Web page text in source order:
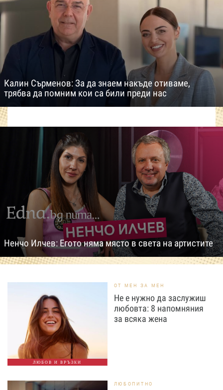
Калин Сърменов: За да знаем накъде отиваме,
трябва да помним кои са били преди нас
Ненчо Илчев: Егото няма място в света на артистите
ЛЮБОВ И ВРЪЗКИ
ОТ МЕН ЗА МЕН
Не е нужно да заслужиш
любовта: 8 напомняния
за всяка жена
ЛЮБОПИТНО